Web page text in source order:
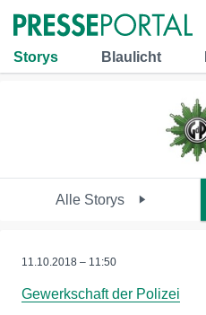
Storys Blaulicht
Alle Storys
11.10.2018 – 11:50
Gewerkschaft der Polizei